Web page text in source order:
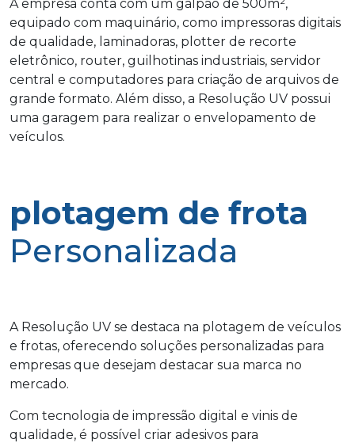
A empresa conta com um galpão de 500m²,
equipado com maquinário, como impressoras digitais
de qualidade, laminadoras, plotter de recorte
eletrônico, router, guilhotinas industriais, servidor
central e computadores para criação de arquivos de
grande formato. Além disso, a Resolução UV possui
uma garagem para realizar o envelopamento de
veículos.
plotagem de frota
Personalizada
A Resolução UV se destaca na plotagem de veículos
e frotas, oferecendo soluções personalizadas para
empresas que desejam destacar sua marca no
mercado.
Com tecnologia de impressão digital e vinis de
qualidade, é possível criar adesivos para